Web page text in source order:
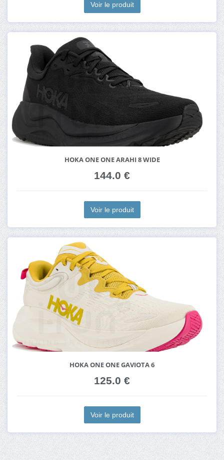
Voir le produit
HOKA ONE ONE ARAHI 8 WIDE
144.0 €
Voir le produit
HOKA ONE ONE GAVIOTA 6
125.0 €
Voir le produit